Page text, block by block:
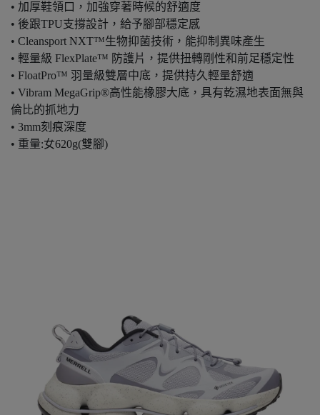
• 加厚鞋領口，加強穿著時候的舒適度
• 後跟TPU支撐設計，給予腳部穩定感
• Cleansport NXT™生物抑菌技術，能抑制異味產生
• 輕量級 FlexPlate™ 防護片，提供扭轉剛性和前足穩定性
• FloatPro™ 羽量級雙層中底，提供持久輕量舒適
• Vibram MegaGrip®高性能橡膠大底，具有乾濕地表面無與
倫比的抓地力
• 3mm刻痕深度
• 重量:女620g(雙腳)